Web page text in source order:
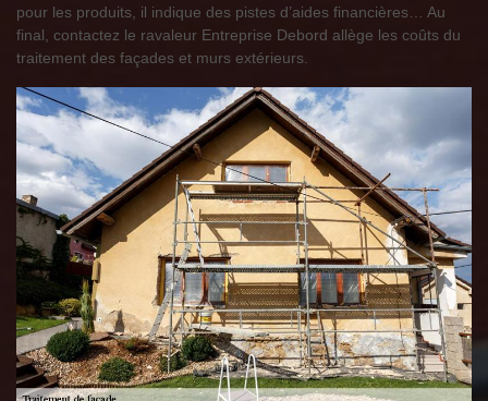
pour les produits, il indique des pistes d’aides financières… Au
final, contactez le ravaleur Entreprise Debord allège les coûts du
traitement des façades et murs extérieurs.